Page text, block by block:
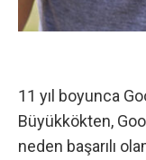
11 yıl boyunca
Büyükkökten,
neden başarılı